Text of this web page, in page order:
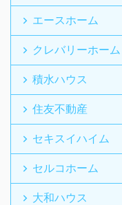
エースホーム
クレバリーホーム
積水ハウス
住友不動産
セキスイハイム
セルコホーム
大和ハウス